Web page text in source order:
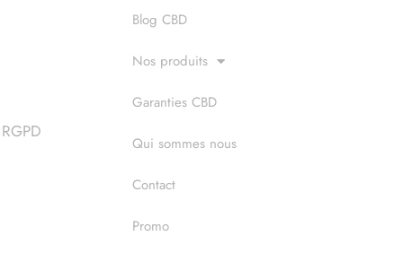
Blog CBD
Nos produits
Garanties CBD
Qui sommes nous
Contact
Promo